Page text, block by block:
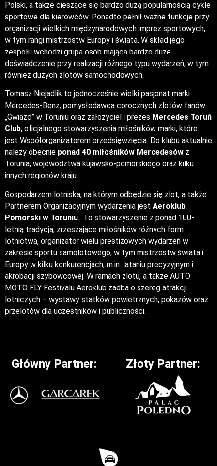
Polski, a także cieszące się bardzo dużą popularnością cykle
sportowe dla kierowców. Ponadto pełnił ważne funkcje przy
organizacji wielkich międzynarodowych imprez sportowych,
w tym rangi mistrzostw Europy i świata. W skład jego
zespołu wchodzi grupa osób mająca bardzo duże
doświadczenie przy realizacji różnego typu wydarzeń, w tym
również dużych zlotów samochodowych.
Tomasz Niejadlik to jednocześnie wielki pasjonat marki
Mercedes-Benz, pomysłodawca corocznych zlotów fanów
„Gwiazd” w Toruniu oraz założyciel i prezes Mercedes Toruń
Club, oficjalnego stowarzyszenia miłośników marki, które
jest Współorganizatorem przedsięwzięcia. Do klubu aktualnie
należy obecnie ponad 40 miłośników Mercedesów z
Torunia, województwa kujawsko-pomorskiego oraz kilku
innych regionów kraju.
Gospodarzem lotniska, na którym odbędzie się zlot, a także
Partnerem Organizacyjnym wydarzenia jest Aeroklub
Pomorski w Toruniu. To stowarzyszenie z ponad 100-
letnią tradycją, zrzeszające miłośników różnych form
lotnictwa, organizator wielu prestiżowych wydarzeń w
zakresie sportu samolotowego, w tym mistrzostw świata i
Europy w kilku konkurencjach, m.in. lataniu precyzyjnym i
akrobacji szybowcowej. W ramach zlotu, a także AUTO
MOTO FLY Festivalu Aeroklub zadba o szereg atrakcji
lotniczych – wystawy statków powietrznych, pokazów oraz
przelotów dla uczestników i publiczności.
Główny Partner: Złoty Partner: